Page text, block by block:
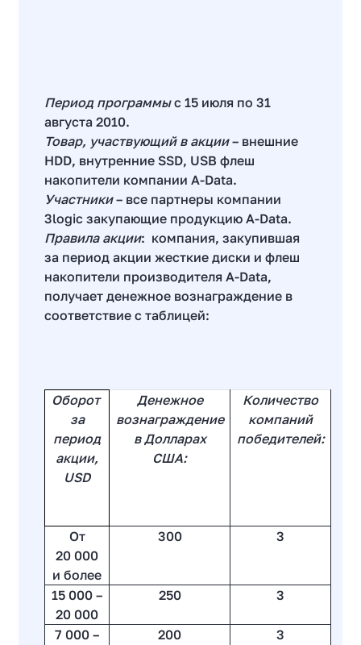
Период программыс 15 июля по 31
августа 2010.
Товар, участвующий в акции– внешние
HDD, внутренние SSD, USB флеш
накопители компании A-Data.
Участники– все партнеры компании
3logic закупающие продукцию A-Data.
Правила акции: компания, закупившая
за период акции жесткие диски и флеш
накопители производителя A-Data,
получает денежное вознаграждение в
соответствие с таблицей:
Оборот
за
период
акции,
USD
Денежное
вознаграждение
в Долларах
США:
Количество
компаний
победителей:
От
20 000
и более
300 3
15 000 –
20 000
250 3
7 000 –
200 3